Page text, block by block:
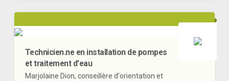
Technicien.ne en installation de pompes
et traitement d'eau
Marjolaine Dion, conseillère d'orientation et